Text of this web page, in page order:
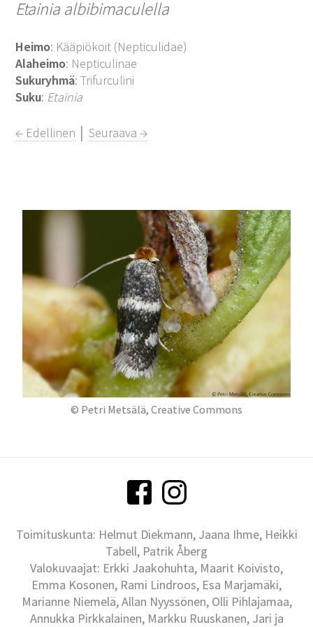
Etainia albibimaculella
Heimo: Kääpiökoit (Nepticulidae)
Alaheimo: Nepticulinae
Sukuryhmä: Trifurculini
Suku: Etainia
← Edellinen │Seuraava →
© Petri Metsälä, Creative Commons
Toimituskunta: Helmut Diekmann, Jaana Ihme, Heikki
Tabell, Patrik Åberg
Valokuvaajat: Erkki Jaakohuhta, Maarit Koivisto,
Emma Kosonen, Rami Lindroos, Esa Marjamäki,
Marianne Niemelä, Allan Nyyssönen, Olli Pihlajamaa,
Annukka Pirkkalainen, Markku Ruuskanen, Jari ja